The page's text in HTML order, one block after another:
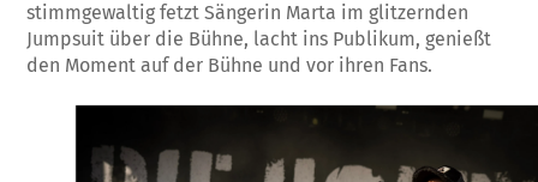
stimmgewaltig fetzt Sängerin Marta im glitzernden
Jumpsuit über die Bühne, lacht ins Publikum, genießt
den Moment auf der Bühne und vor ihren Fans.